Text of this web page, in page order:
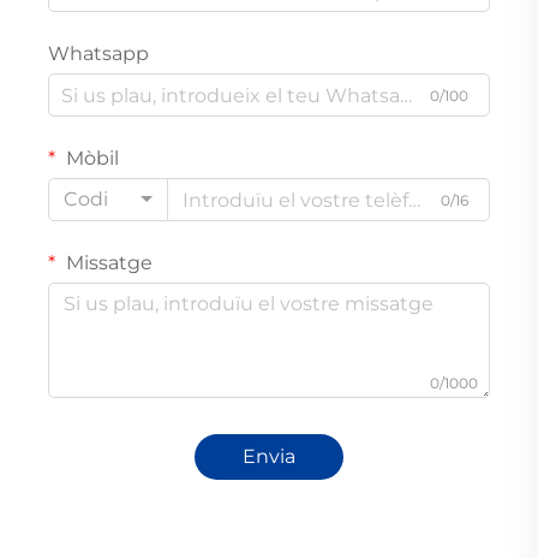
Whatsapp
0/100
Mòbil
Codi
0/16
Missatge
0/1000
Envia